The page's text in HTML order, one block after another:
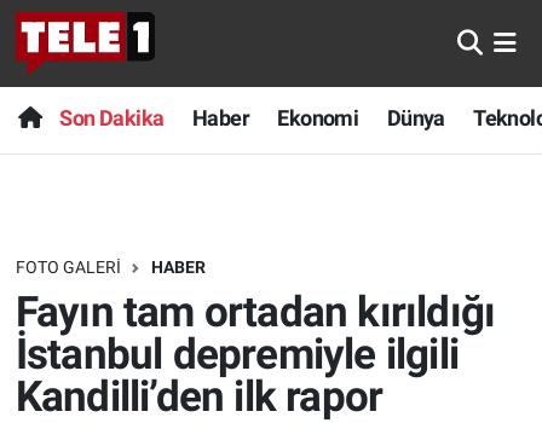
Son Dakika Haber Ekonomi Dünya
FOTO GALERI HABER
Fayın tam ortadan kırıldığı
İstanbul depremiyle ilgili
Kandilli’den ilk rapor
Anında Manşet
Başka Sohbetler
Bilim turu
Bilim ve Teknoloji Evreni
Doğa Konuşuyor
Son Dakika
Haber
Dünya
Teknoloji
Sağlık
Nöbetçi Eczaneler
Hava Durumu
Trafik Durumu
Süper Lig Puan Durumu ve Fikstür
Tüm Manşetler